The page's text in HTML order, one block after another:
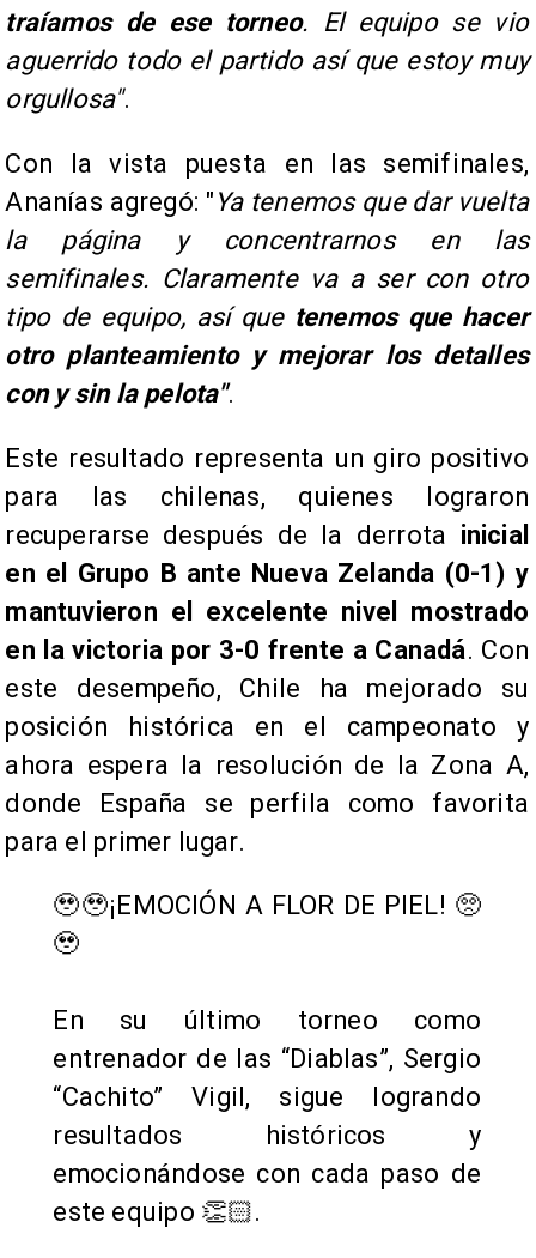
traíamos de ese torneo. El equipo se vio
aguerrido todo el partido así que estoy muy
orgullosa".
Con la vista puesta en las semifinales,
Ananías agregó: " Ya tenemos que dar vuelta
la página y concentrarnos en las
semifinales. Claramente va a ser con otro
tipo de equipo, así que tenemos que hacer
otro planteamiento y mejorar los detalles
con y sin la pelota".
Este resultado representa un giro positivo
para las chilenas, quienes lograron
recuperarse después de la derrota inicial
en el Grupo B ante Nueva Zelanda (0-1) y
mantuvieron el excelente nivel mostrado
en la victoria por 3-0 frente a Canadá. Con
este desempeño, Chile ha mejorado su
posición histórica en el campeonato y
ahora espera la resolución de la Zona A,
donde España se perfila como favorita
para el primer lugar.
🥹🥹¡EMOCIÓN A FLOR DE PIEL! 🥺
🥹
En su último torneo como
entrenador de las “Diablas”, Sergio
“Cachito” Vigil, sigue logrando
resultados históricos y
emocionándose con cada paso de
este equipo 👏🏻.